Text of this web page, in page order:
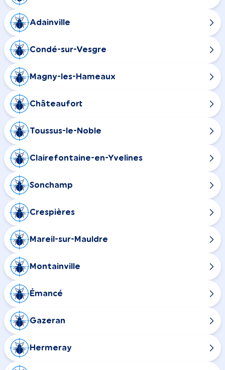
Adainville
Condé-sur-Vesgre
Magny-les-Hameaux
Châteaufort
Toussus-le-Noble
Clairefontaine-en-Yvelines
Sonchamp
Crespières
Mareil-sur-Mauldre
Montainville
Émancé
Gazeran
Hermeray